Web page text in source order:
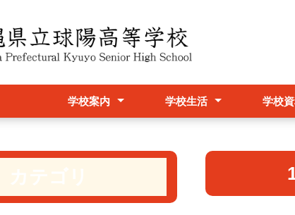
学校案内 学校生活 学校